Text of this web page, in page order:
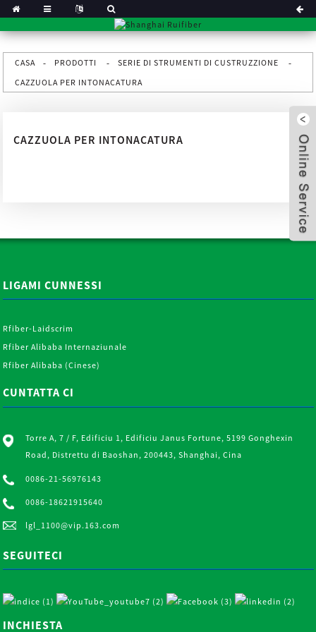
CASA PRODOTTI
SERIE DI STRUMENTI DI CUSTRUZZIONE
CAZZUOLA PER INTONACATURA
CAZZUOLA PER INTONACATURA
LIGAMI CUNNESSI
Rfiber-Laidscrim
Rfiber Alibaba Internaziunale
Rfiber Alibaba (Cinese)
CUNTATTA CI
Torre A, 7 / F, Edificiu 1, Edificiu Janus Fortune, 5199 Gonghexin
Road, Distrettu di Baoshan, 200443, Shanghai, Cina
0086-21-56976143
0086-18621915640
lgl_1100@vip.163.com
SEGUITECI
INCHIESTA